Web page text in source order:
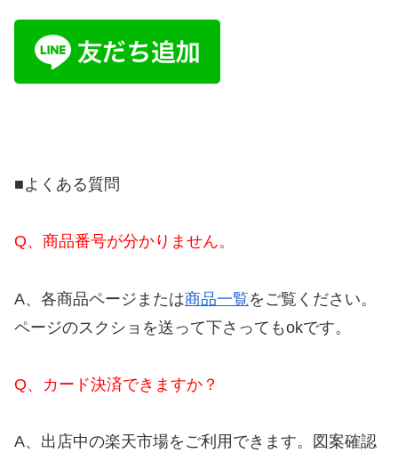
■よくある質問
Q、商品番号が分かりません。
A、各商品ページまたは商品一覧をご覧ください。
ページのスクショを送って下さってもokです。
Q、カード決済できますか？
A、出店中の楽天市場をご利用できます。図案確認